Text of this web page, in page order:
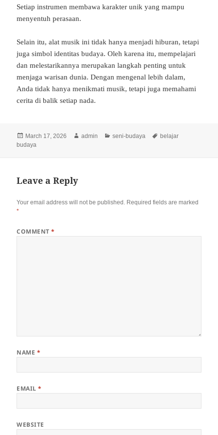
Setiap instrumen membawa karakter unik yang mampu
menyentuh perasaan.
Selain itu, alat musik ini tidak hanya menjadi hiburan, tetapi
juga simbol identitas budaya. Oleh karena itu, mempelajari
dan melestarikannya merupakan langkah penting untuk
menjaga warisan dunia. Dengan mengenal lebih dalam,
Anda tidak hanya menikmati musik, tetapi juga memahami
cerita di balik setiap nada.
Posted
on
March 17, 2026 Author
admin Categories
seni-budaya Tags
belajar
budaya
Leave a Reply
Your email address will not be published. Required fields are marked
*
COMMENT*
NAME *
EMAIL*
WEBSITE